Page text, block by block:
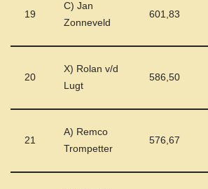
19
C) Jan
Zonneveld
601,83
20
X) Rolan v/d
Lugt
586,50
21
A) Remco
Trompetter
576,67